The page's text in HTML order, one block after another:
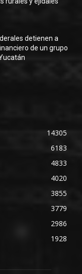
detienen a
de un grupo
14305
6183
4833
4020
3855
3779
2986
1928